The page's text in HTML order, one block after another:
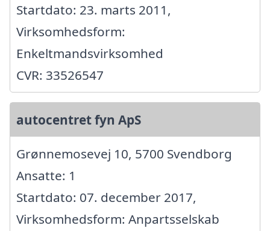
Startdato: 23. marts 2011,
Virksomhedsform:
Enkeltmandsvirksomhed
CVR: 33526547
autocentret fyn ApS
Grønnemosevej 10, 5700 Svendborg
Ansatte: 1
Startdato: 07. december 2017,
Virksomhedsform: Anpartsselskab